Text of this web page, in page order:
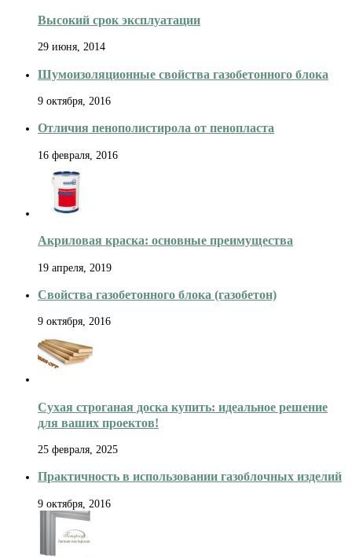
Высокий срок эксплуатации
29 июня, 2014
Шумоизоляционные свойства газобетонного блока
9 октября, 2016
Отличия пенополистирола от пенопласта
16 февраля, 2016
Акриловая краска: основные преимущества
19 апреля, 2019
Свойства газобетонного блока (газобетон)
9 октября, 2016
Сухая строганая доска купить: идеальное решение
для ваших проектов!
25 февраля, 2025
Практичность в использовании газоблочных изделий
9 октября, 2016